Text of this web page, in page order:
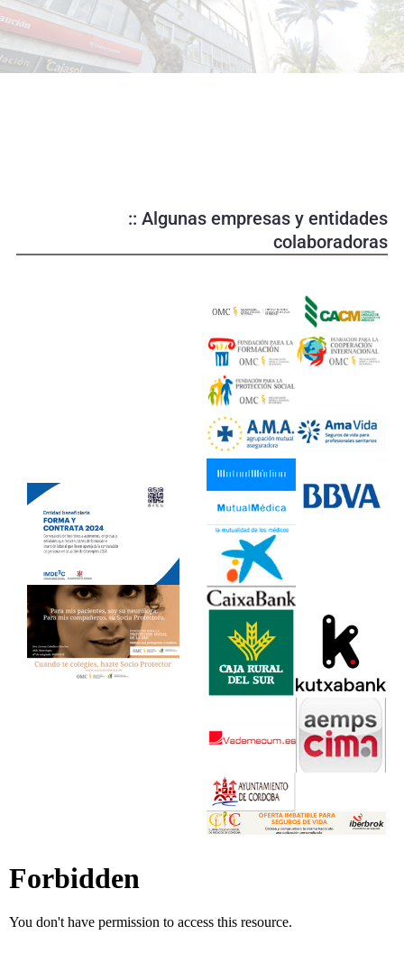
d
u
c
o
:: Algunas empresas y entidades
colaboradoras